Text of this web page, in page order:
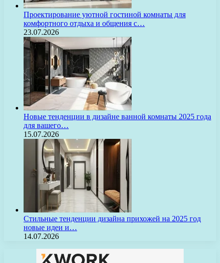
Проектирование уютной гостиной комнаты для
комфортного отдыха и общения с…
23.07.2026
Новые тенденции в дизайне ванной комнаты 2025 года
для вашего…
15.07.2026
Стильные тенденции дизайна прихожей на 2025 год
новые идеи и…
14.07.2026